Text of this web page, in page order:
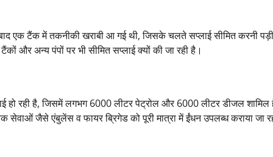
एक टैंक में तकनीकी खराबी आ गई थी, जिसके चलते सप्लाई सीमित करनी
और अन्य पंपों पर भी सीमित सप्लाई क्यों की जा रही है।
हो रही है, जिसमें लगभग 6000 लीटर पेट्रोल और 6000 लीटर डीजल
जैसे एंबुलेंस व फायर ब्रिगेड को पूरी मात्रा में ईंधन उपलब्ध कराया जा